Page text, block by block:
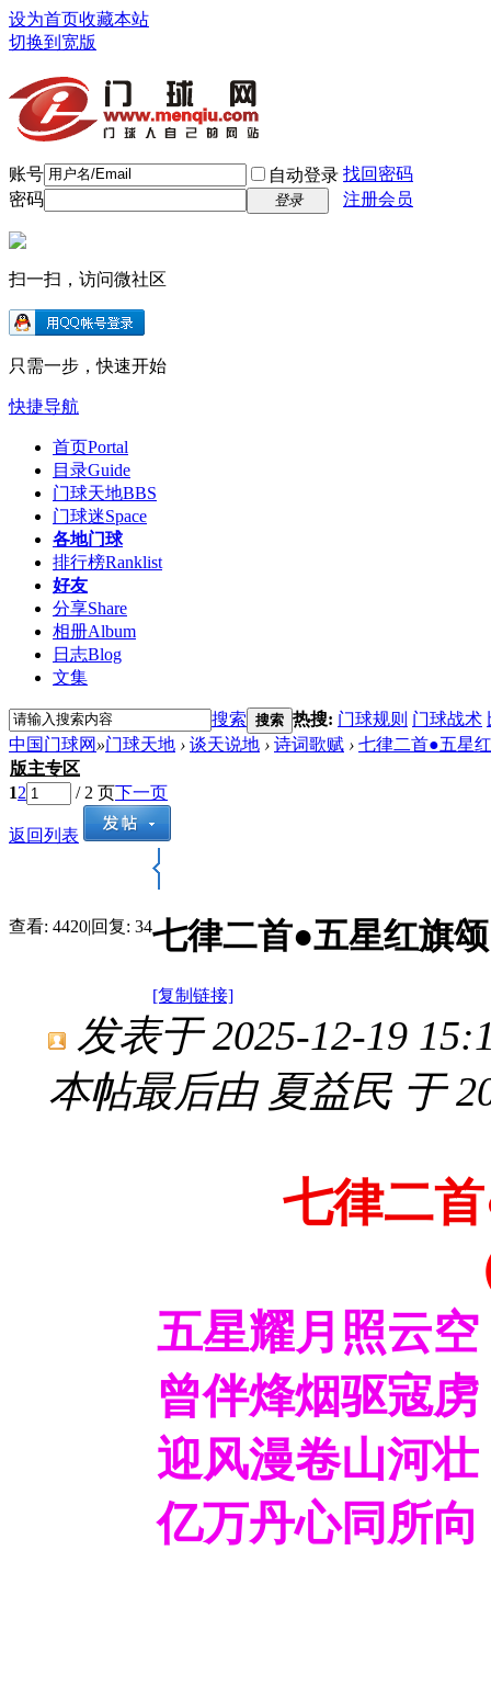
设为首页收藏本站
切换到宽版
账号 自动登录 找回密码
密码
登录 注册会员
扫一扫，访问微社区
只需一步，快速开始
快捷导航
首页Portal
目录Guide
门球天地BBS
门球迷Space
各地门球
排行榜Ranklist
好友
分享Share
相册Album
日志Blog
文集
搜索 搜索 热搜: 门球规则 门球战术
中国门球网 »门球天地 › 谈天说地 › 诗词歌赋 › 七律二首●五星
版主专区
12 / 2 页下一页
返回列表
查看: 4420|回复: 34七律二首●五星红旗颂
[复制链接]
发表于 2025-12-19
本帖最后由 夏益民 于
七律二首
五星耀月照云
曾伴烽烟驱寇
迎风漫卷山河
亿万丹心同所